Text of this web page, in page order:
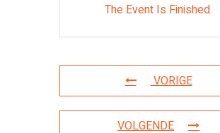
The Event Is Finished.
VORIGE
VOLGENDE